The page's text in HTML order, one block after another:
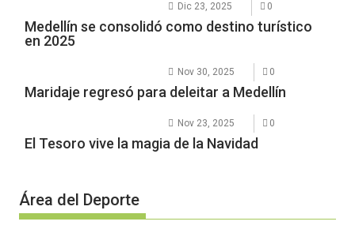
Dic 23, 2025 0
Medellín se consolidó como destino turístico
en 2025
Nov 30, 2025 0
Maridaje regresó para deleitar a Medellín
Nov 23, 2025 0
El Tesoro vive la magia de la Navidad
Área del Deporte